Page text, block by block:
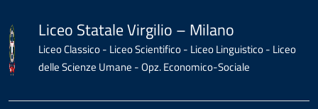
Liceo Statale Virgilio – Milano
Liceo Classico - Liceo Scientifico - Liceo Linguistico - Liceo
delle Scienze Umane - Opz. Economico-Sociale